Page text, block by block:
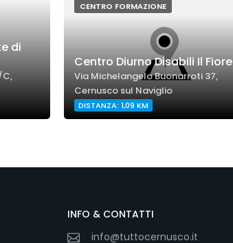
di
CENTRO FORMAZIONE
Centro Diurno Disabili Il Fiore
Via Michelangelo Buonarroti 37,
Cernusco sul Naviglio
DISTANZA: 1,09 KM
INFO & CONTATTI
info@tuttocernusco.it